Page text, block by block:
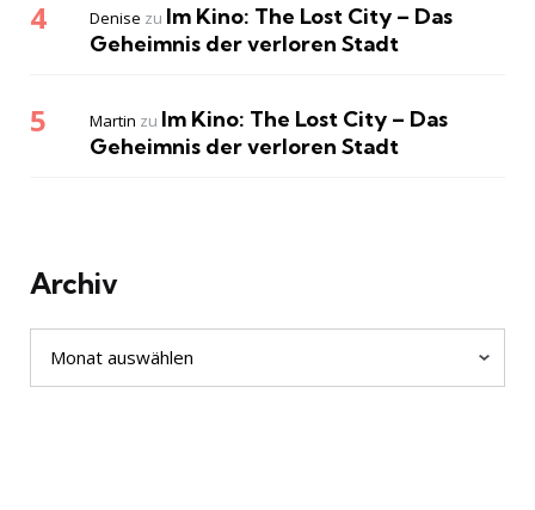
Denise zu Im Kino: The Lost City – Das
Geheimnis der verloren Stadt
Martin zu Im Kino: The Lost City – Das
Geheimnis der verloren Stadt
Archiv
Archiv